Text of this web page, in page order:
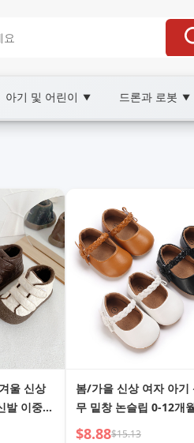
아기 및 어린이 ▼ 드론과 로봇 ▼
.
울 신상
발 이중
방지
봄/가을 신상 여자 아기
무 밑창 논슬립 0-12개
기 걸음마 신발
$8.88$15.13